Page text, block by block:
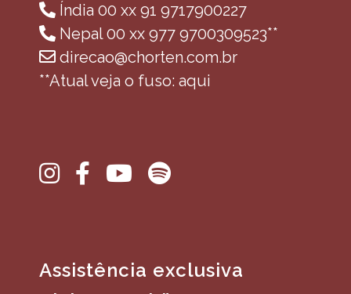
Índia 00 xx 91 9717900227
Nepal 00 xx 977 9700309523**
direcao@chorten.com.br
**Atual veja o fuso: aqui
Assistência exclusiva